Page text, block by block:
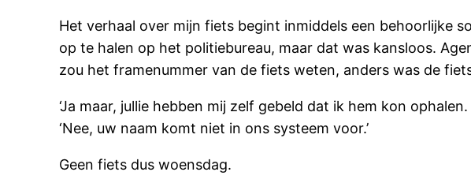
Het verhaal over mijn fiets begint inmiddels een behoorlijke
op te halen op het politiebureau, maar dat was kansloos.
zou het framenummer van de fiets weten, anders was de
‘Ja maar, jullie hebben mij zelf gebeld dat ik hem kon
‘Nee, uw naam komt niet in ons systeem voor.’
Geen fiets dus woensdag.